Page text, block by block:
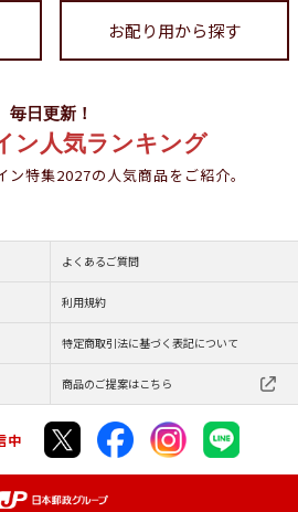
お配り用から探す
毎日更新！
ン人気ランキング
特集2027の人気商品をご紹介。
よくあるご質問
利用規約
特定商取引法に基づく表記について
商品のご提案はこちら
中